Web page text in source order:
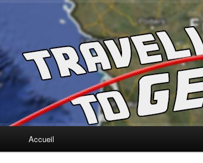
Travelling to GEM
Un blog Ecoles2commerce.com
Aller au contenu principal
Aller au contenu secondaire
Accueil